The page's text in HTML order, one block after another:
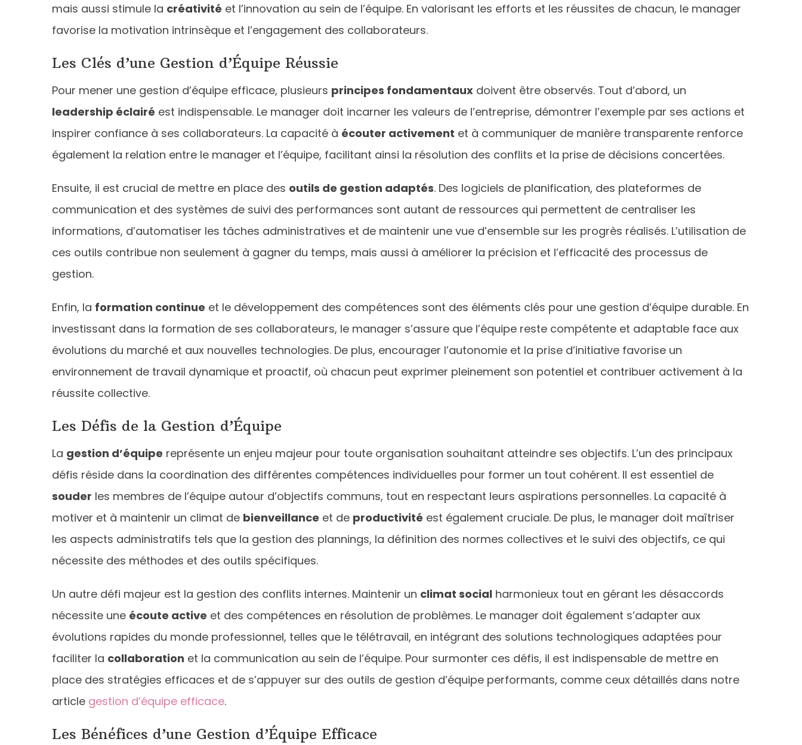
mais aussi stimule la créativité et l’innovation au sein de l’équipe. En valorisant les efforts et les réussites de chacun, le manager
favorise la motivation intrinsèque et l’engagement des collaborateurs.
Les Clés d’une Gestion d’Équipe Réussie
Pour mener une gestion d’équipe efficace, plusieurs principes fondamentaux doivent être observés. Tout d’abord, un
leadership éclairé est indispensable. Le manager doit incarner les valeurs de l’entreprise, démontrer l’exemple par ses actions et
inspirer confiance à ses collaborateurs. La capacité à écouter activement et à communiquer de manière transparente renforce
également la relation entre le manager et l’équipe, facilitant ainsi la résolution des conflits et la prise de décisions concertées.
Ensuite, il est crucial de mettre en place des outils de gestion adaptés. Des logiciels de planification, des plateformes de
communication et des systèmes de suivi des performances sont autant de ressources qui permettent de centraliser les
informations, d’automatiser les tâches administratives et de maintenir une vue d’ensemble sur les progrès réalisés. L’utilisation de
ces outils contribue non seulement à gagner du temps, mais aussi à améliorer la précision et l’efficacité des processus de
gestion.
Enfin, la formation continue et le développement des compétences sont des éléments clés pour une gestion d’équipe durable. En
investissant dans la formation de ses collaborateurs, le manager s’assure que l’équipe reste compétente et adaptable face aux
évolutions du marché et aux nouvelles technologies. De plus, encourager l’autonomie et la prise d’initiative favorise un
environnement de travail dynamique et proactif, où chacun peut exprimer pleinement son potentiel et contribuer activement à la
réussite collective.
Les Défis de la Gestion d’Équipe
La gestion d’équipe représente un enjeu majeur pour toute organisation souhaitant atteindre ses objectifs. L’un des principaux
défis réside dans la coordination des différentes compétences individuelles pour former un tout cohérent. Il est essentiel de
souder les membres de l’équipe autour d’objectifs communs, tout en respectant leurs aspirations personnelles. La capacité à
motiver et à maintenir un climat de bienveillance et de productivité est également cruciale. De plus, le manager doit maîtriser
les aspects administratifs tels que la gestion des plannings, la définition des normes collectives et le suivi des objectifs, ce qui
nécessite des méthodes et des outils spécifiques.
Un autre défi majeur est la gestion des conflits internes. Maintenir un climat social harmonieux tout en gérant les désaccords
nécessite une écoute active et des compétences en résolution de problèmes. Le manager doit également s’adapter aux
évolutions rapides du monde professionnel, telles que le télétravail, en intégrant des solutions technologiques adaptées pour
faciliter la collaboration et la communication au sein de l’équipe. Pour surmonter ces défis, il est indispensable de mettre en
place des stratégies efficaces et de s’appuyer sur des outils de gestion d’équipe performants, comme ceux détaillés dans notre
article gestion d’équipe efficace.
Les Bénéfices d’une Gestion d’Équipe Efficace